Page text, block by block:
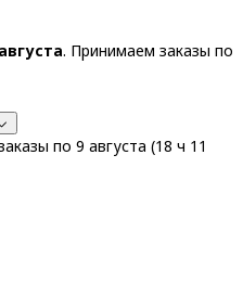
. Принимаем заказы по
по 9 августа (18 ч 11